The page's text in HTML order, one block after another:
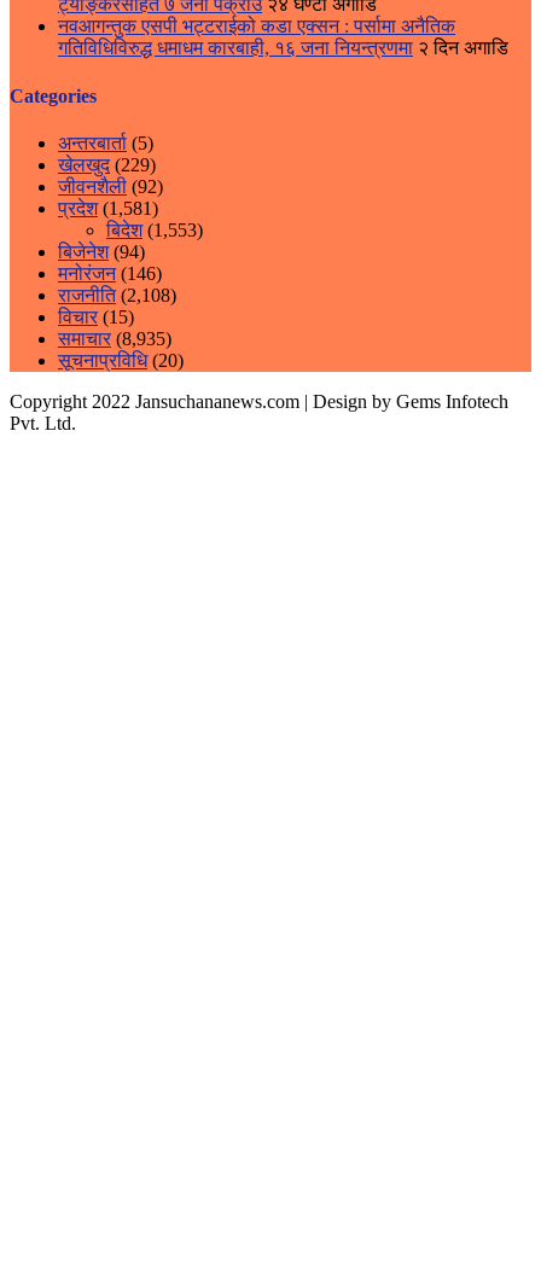
ट्याङ्करसहित ७ जना पक्राउ २४ घण्टा अगाडि
नवआगन्तुक एसपी भट्टराईको कडा एक्सन : पर्सामा अनैतिक
गतिविधिविरुद्ध धमाधम कारबाही, १६ जना नियन्त्रणमा २ दिन अगाडि
Categories
अन्तरबार्ता (5)
खेलखुद(229)
जीवनशैली (92)
प्रदेश(1,581)
बिदेश(1,553)
बिजेनेश(94)
मनोरंजन(146)
राजनीति(2,108)
विचार(15)
समाचार(8,935)
सूचनाप्रविधि(20)
Copyright 2022 Jansuchananews.com | Design by Gems Infotech
Pvt. Ltd.